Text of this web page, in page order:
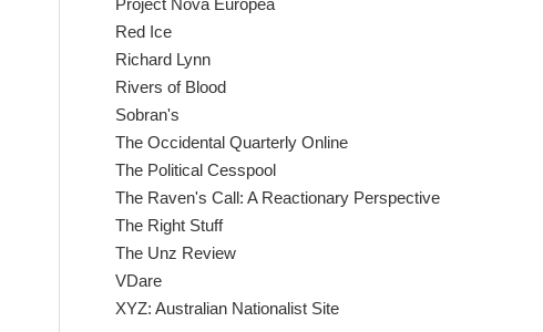
Red Ice
Richard Lynn
Rivers of Blood
Sobran's
The Occidental Quarterly Online
The Political Cesspool
The Raven's Call: A Reactionary Perspective
The Right Stuff
The Unz Review
VDare
XYZ: Australian Nationalist Site